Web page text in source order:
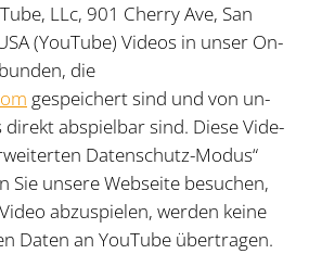
LLc, 901 Cher­ry Ave, San
(YouTube) Vi­de­os in un­ser On­
die
ge­spei­chert sind und von un­
di­rekt ab­spiel­bar sind. Die­se Vi­de­
Da­ten­schutz-Mo­dus“
Sie un­se­re Web­sei­te be­su­chen,
ab­zu­spie­len, wer­den kei­ne
Da­ten an YouTube über­tra­gen.